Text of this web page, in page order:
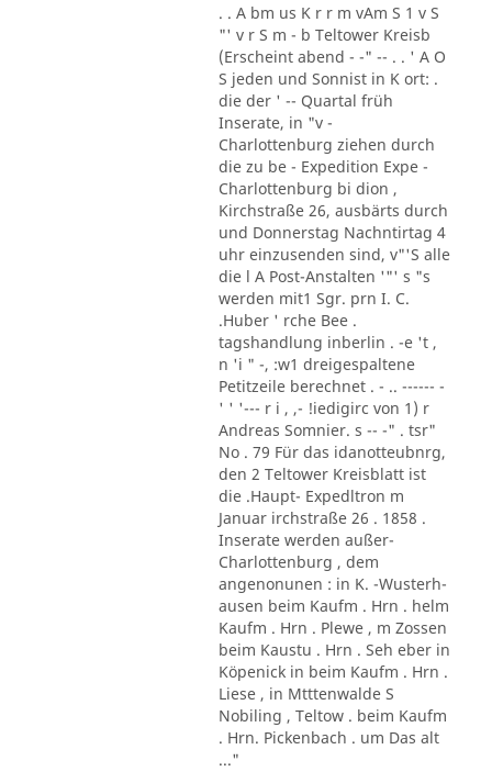
. . A bm us K r r m vAm S 1 v S
"' v r S m - b Teltower Kreisb
(Erscheint abend - -" -- . . ' A O
S jeden und Sonnist in K ort: .
die der ' -- Quartal früh
Inserate, in "v -
Charlottenburg ziehen durch
die zu be - Expedition Expe -
Charlottenburg bi dion ,
Kirchstraße 26, ausbärts durch
und Donnerstag Nachntirtag 4
uhr einzusenden sind, v"'S alle
die l A Post-Anstalten '"' s "s
werden mit1 Sgr. prn I. C.
.Huber ' rche Bee .
tagshandlung inberlin . -e 't ,
n 'i " -, :w1 dreigespaltene
Petitzeile berechnet . - .. ------ -
' ' '--- r i , ,- !iedigirc von 1) r
Andreas Somnier. s -- -" . tsr"
No . 79 Für das idanotteubnrg,
den 2 Teltower Kreisblatt ist
die .Haupt- Expedltron m
Januar irchstraße 26 . 1858 .
Inserate werden außer-
Charlottenburg , dem
angenonunen : in K. -Wusterh-
ausen beim Kaufm . Hrn . helm
Kaufm . Hrn . Plewe , m Zossen
beim Kaustu . Hrn . Seh eber in
Köpenick in beim Kaufm . Hrn .
Liese , in Mtttenwalde S
Nobiling , Teltow . beim Kaufm
. Hrn. Pickenbach . um Das alt
..."